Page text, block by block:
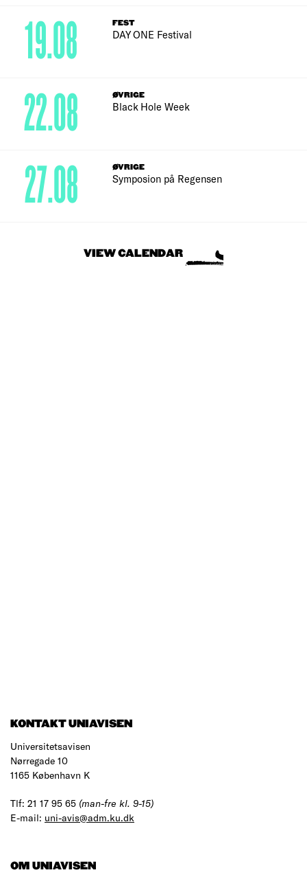
FEST
DAY ONE Festival
19.08
ØVRIGE
Black Hole Week
22.08
ØVRIGE
Symposion på Regensen
27.08
VIEW CALENDAR
KONTAKT UNIAVISEN
Universitetsavisen
Nørregade 10
1165 København K
Tlf: 21 17 95 65 (man-fre kl. 9-15)
E-mail: uni-avis@adm.ku.dk
OM UNIAVISEN